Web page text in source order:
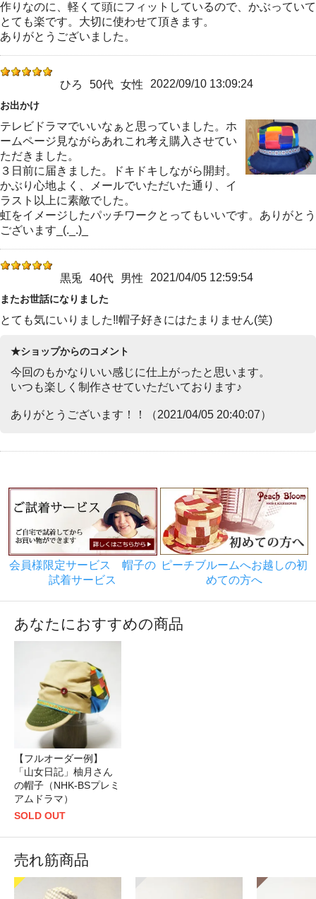
作りなのに、軽くて頭にフィットしているので、かぶっていて
とても楽です。大切に使わせて頂きます。
ありがとうございました。
ひろ 50代 女性 2022/09/10 13:09:24
お出かけ
テレビドラマでいいなぁと思っていました。ホ
ームページ見ながらあれこれ考え購入させてい
ただきました。
３日前に届きました。ドキドキしながら開封。
かぶり心地よく、メールでいただいた通り、イ
ラスト以上に素敵でした。
虹をイメージしたパッチワークとってもいいです。ありがとう
ございます_(._.)_
黒兎 40代 男性 2021/04/05 12:59:54
またお世話になりました
とても気にいりました‼帽子好きにはたまりません(笑)
★ショップからのコメント
今回のもかなりいい感じに仕上がったと思います。
いつも楽しく制作させていただいております♪
ありがとうございます！！（2021/04/05 20:40:07）
会員様限定サービス 帽子の
試着サービス
ピーチブルームへお越しの初
めての方へ
あなたにおすすめの商品
【フルオーダー例】
「山女日記」柚月さん
の帽子（NHK-BSプレミ
アムドラマ）
SOLD OUT
売れ筋商品